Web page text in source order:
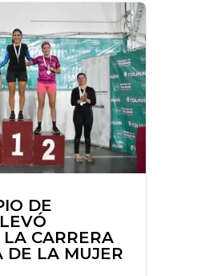
DE
CARRERA
DE LA MUJER